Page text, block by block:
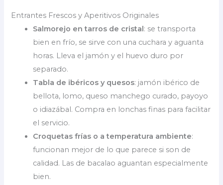
Entrantes Frescos y Aperitivos Originales
Salmorejo en tarros de cristal: se transporta
bien en frío, se sirve con una cuchara y aguanta
horas. Lleva el jamón y el huevo duro por
separado.
Tabla de ibéricos y quesos: jamón ibérico de
bellota, lomo, queso manchego curado, payoyo
o idiazábal. Compra en lonchas finas para facilitar
el servicio.
Croquetas frías o a temperatura ambiente:
funcionan mejor de lo que parece si son de
calidad. Las de bacalao aguantan especialmente
bien.